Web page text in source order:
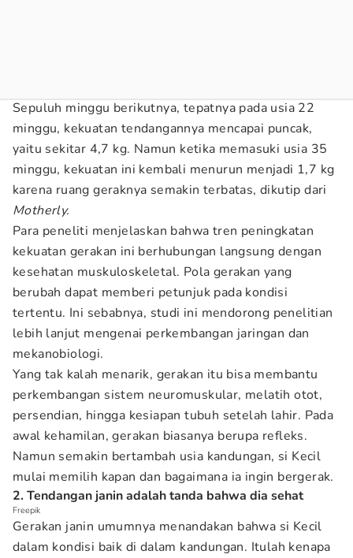
Sepuluh minggu berikutnya, tepatnya pada usia 22
minggu, kekuatan tendangannya mencapai puncak,
yaitu sekitar 4,7 kg. Namun ketika memasuki usia 35
minggu, kekuatan ini kembali menurun menjadi 1,7 kg
karena ruang geraknya semakin terbatas, dikutip dari
Motherly.
Para peneliti menjelaskan bahwa tren peningkatan
kekuatan gerakan ini berhubungan langsung dengan
kesehatan muskuloskeletal. Pola gerakan yang
berubah dapat memberi petunjuk pada kondisi
tertentu. Ini sebabnya, studi ini mendorong penelitian
lebih lanjut mengenai perkembangan jaringan dan
mekanobiologi.
Yang tak kalah menarik, gerakan itu bisa membantu
perkembangan sistem neuromuskular, melatih otot,
persendian, hingga kesiapan tubuh setelah lahir. Pada
awal kehamilan, gerakan biasanya berupa refleks.
Namun semakin bertambah usia kandungan, si Kecil
mulai memilih kapan dan bagaimana ia ingin bergerak.
2. Tendangan janin adalah tanda bahwa dia sehat
Freepik
Gerakan janin umumnya menandakan bahwa si Kecil
dalam kondisi baik di dalam kandungan. Itulah kenapa